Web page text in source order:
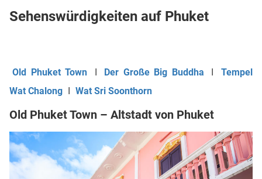
Sehenswürdigkeiten auf Phuket
Old Phuket Town I Der Große Big Buddha I
Tempel
Wat Chalong I Wat Sri Soonthorn
Old Phuket Town – Altstadt von Phuket